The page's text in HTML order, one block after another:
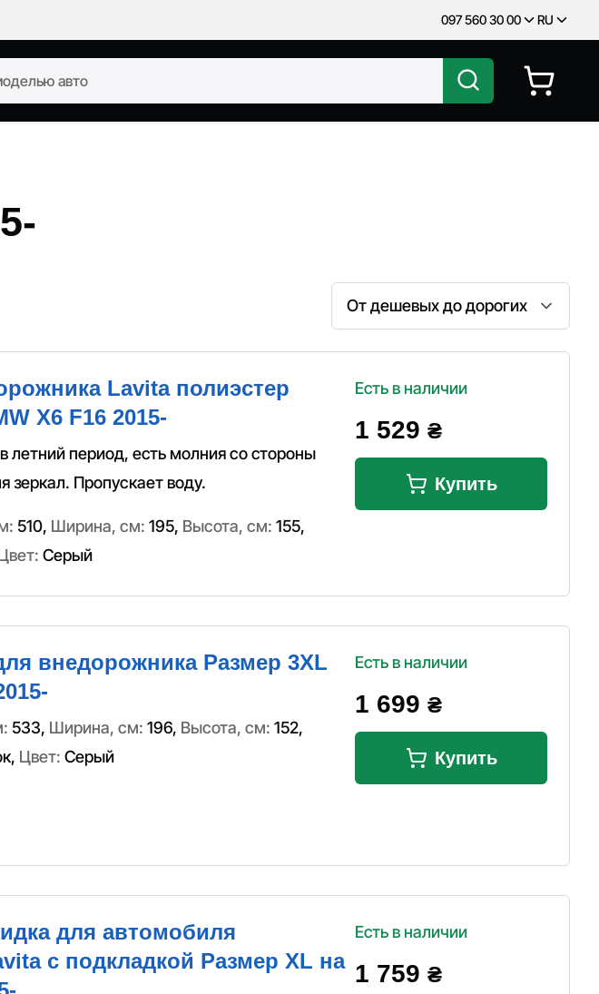
097 560 30 00 RU
Сортировка
Lavita полиэстер
X6 F16 2015-
летний период, есть молния со стороны
зеркал. Пропускает воду.
510, Ширина, см: 195, Высота, см: 155,
Серый
Есть в наличии
1 529 ₴
Купить
внедорожника Размер 3XL
533, Ширина, см: 196, Высота, см: 152,
, Цвет: Серый
Есть в наличии
1 699 ₴
Купить
для автомобиля
с подкладкой Размер XL на
Есть в наличии
1 759 ₴